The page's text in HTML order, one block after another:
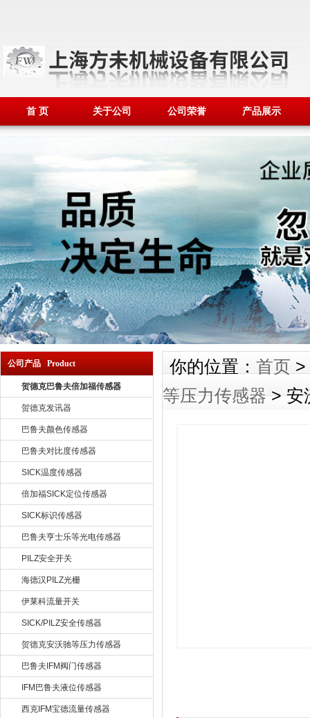
首 页 关于公司 公司荣誉 产品展示
公司产品 Product
贺德克巴鲁夫倍加福传感器
贺德克发讯器
巴鲁夫颜色传感器
巴鲁夫对比度传感器
SICK温度传感器
倍加福SICK定位传感器
SICK标识传感器
巴鲁夫亨士乐等光电传感器
PILZ安全开关
海德汉PILZ光栅
伊莱科流量开关
SICK/PILZ安全传感器
贺德克安沃驰等压力传感器
巴鲁夫IFM阀门传感器
IFM巴鲁夫液位传感器
西克IFM宝德流量传感器
你的位置： 首页 >
等压力传感器> 安